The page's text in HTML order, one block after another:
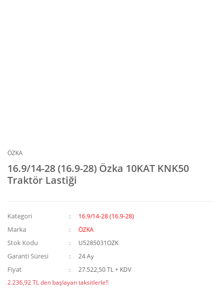
ÖZKA
16.9/14-28 (16.9-28) Özka 10KAT KNK50
Traktör Lastiği
Kategori 16.9/14-28 (16.9-28)
Marka ÖZKA
Stok Kodu U5285031OZK
Garanti Süresi 24 Ay
Fiyat
27.522,50 TL + KDV
2.236,92 TL den başlayan taksitlerle!!